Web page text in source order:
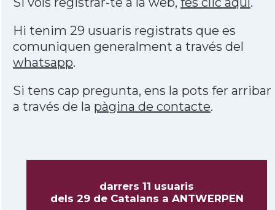
Hi tenim 29 usuaris registrats que es
comuniquen generalment a través del
whatsapp.
Si tens cap pregunta, ens la pots fer arribar
a través de la pàgina de contacte.
darrers 11 usuaris
dels 29 de Catalans a ANTWERPEN